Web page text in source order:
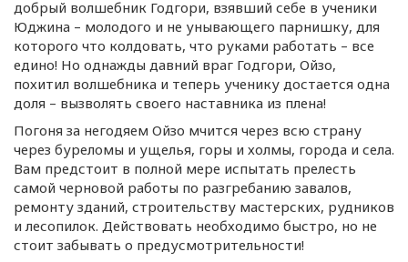
добрый волшебник Годгори, взявший себе в ученики
Юджина – молодого и не унывающего парнишку, для
которого что колдовать, что руками работать – все
едино! Но однажды давний враг Годгори, Ойзо,
похитил волшебника и теперь ученику достается одна
доля – вызволять своего наставника из плена!
Погоня за негодяем Ойзо мчится через всю страну
через буреломы и ущелья, горы и холмы, города и села.
Вам предстоит в полной мере испытать прелесть
самой черновой работы по разгребанию завалов,
ремонту зданий, строительству мастерских, рудников
и лесопилок. Действовать необходимо быстро, но не
стоит забывать о предусмотрительности!